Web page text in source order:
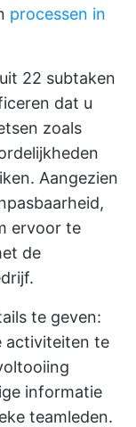
processen in
22 subtaken
dat u
zoals
Aangezien
ervoor te
de
te geven:
activiteiten te
informatie
teamleden.